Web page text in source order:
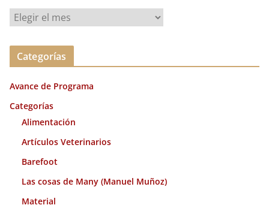
r
c
v
o
Categorías
Avance de Programa
Categorías
Alimentación
Artículos Veterinarios
Barefoot
Las cosas de Many (Manuel Muñoz)
Material